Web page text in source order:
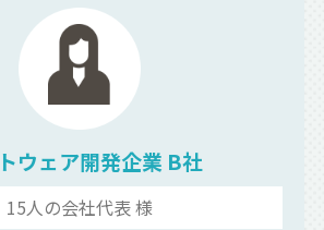
ウェア開発企業 B社
15人の会社代表 様